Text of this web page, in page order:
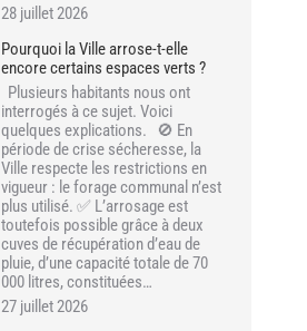
28 juillet 2026
Pourquoi la Ville arrose-t-elle
encore certains espaces verts ?
Plusieurs habitants nous ont
interrogés à ce sujet. Voici
quelques explications. 🚫 En
période de crise sécheresse, la
Ville respecte les restrictions en
vigueur : le forage communal n’est
plus utilisé. ✅ L’arrosage est
toutefois possible grâce à deux
cuves de récupération d’eau de
pluie, d’une capacité totale de 70
000 litres, constituées…
27 juillet 2026